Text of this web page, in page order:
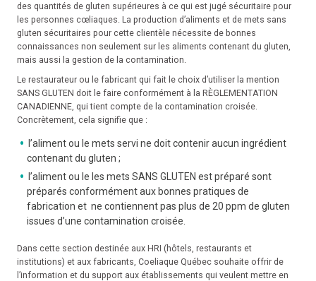
des quantités de gluten supérieures à ce qui est jugé sécuritaire pour
les personnes cœliaques. La production d’aliments et de mets sans
gluten sécuritaires pour cette clientèle nécessite de bonnes
connaissances non seulement sur les aliments contenant du gluten,
mais aussi la gestion de la contamination.
Le restaurateur ou le fabricant qui fait le choix d’utiliser la mention
SANS GLUTEN doit le faire conformément à la RÈGLEMENTATION
CANADIENNE, qui tient compte de la contamination croisée.
Concrètement, cela signifie que :
l’aliment ou le mets servi ne doit contenir aucun ingrédient
contenant du gluten ;
l’aliment ou le les mets SANS GLUTEN est préparé sont
préparés conformément aux bonnes pratiques de
fabrication et ne contiennent pas plus de 20 ppm de gluten
issues d’une contamination croisée.
Dans cette section destinée aux HRI (hôtels, restaurants et
institutions) et aux fabricants, Coeliaque Québec souhaite offrir de
l’information et du support aux établissements qui veulent mettre en